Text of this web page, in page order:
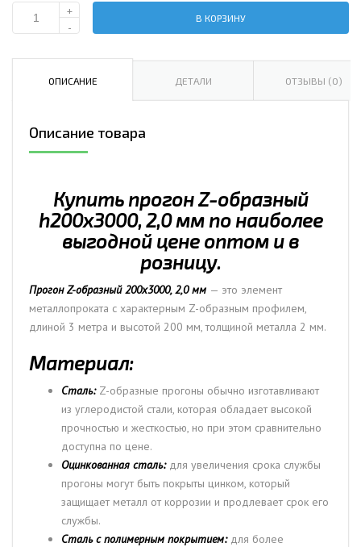
Количество
Z-
образный
+
-
В КОРЗИНУ
ОПИСАНИЕ ДЕТАЛИ ОТЗЫВЫ (0)
Описание товара
Купить прогон Z-образный
h200х3000, 2,0 мм по наиболее
выгодной цене оптом и в
розницу.
Прогон Z-образный 200х3000, 2,0 мм — это элемент
металлопроката с характерным Z-образным профилем,
длиной 3 метра и высотой 200 мм, толщиной металла 2 мм.
Материал:
Сталь:Z-образные прогоны обычно изготавливают
из углеродистой стали, которая обладает высокой
прочностью и жесткостью, но при этом сравнительно
доступна по цене.
Оцинкованная сталь:для увеличения срока службы
прогоны могут быть покрыты цинком, который
защищает металл от коррозии и продлевает срок его
службы.
Сталь с полимерным покрытием:для более